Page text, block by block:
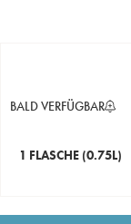
BALD VERFÜGBAR
1 FLASCHE (0.75L)